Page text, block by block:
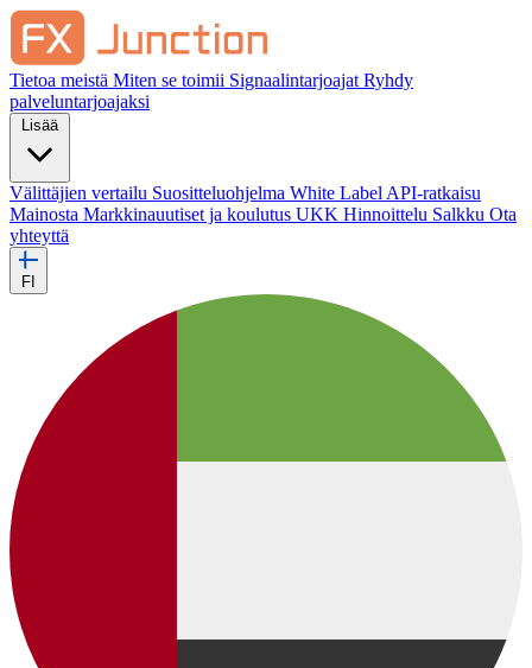
Tietoa meistä Miten se toimii Signaalintarjoajat Ryhdy
palveluntarjoajaksi
Lisää
Välittäjien vertailu Suositteluohjelma White Label API-ratkaisu
Mainosta Markkinauutiset ja koulutus UKK Hinnoittelu Salkku Ota
yhteyttä
FI